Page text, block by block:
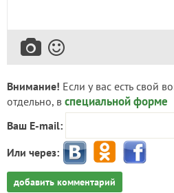
Внимание! Если у вас есть свой
отдельно, в специальной форме
Ваш E-mail:
Или через:
добавить комментарий